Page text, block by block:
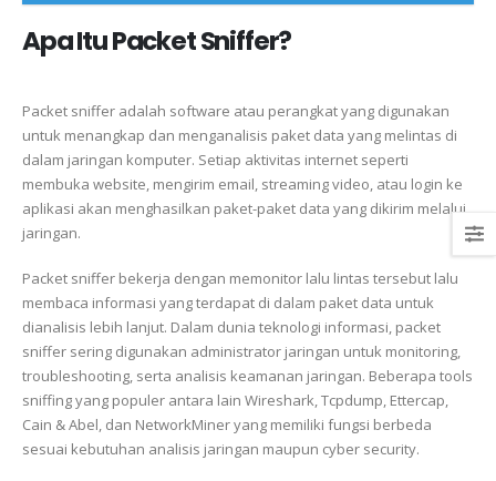
Apa Itu Packet Sniffer?
Packet sniffer adalah software atau perangkat yang digunakan
untuk menangkap dan menganalisis paket data yang melintas di
dalam jaringan komputer. Setiap aktivitas internet seperti
membuka website, mengirim email, streaming video, atau login ke
aplikasi akan menghasilkan paket-paket data yang dikirim melalui
jaringan.
Packet sniffer bekerja dengan memonitor lalu lintas tersebut lalu
membaca informasi yang terdapat di dalam paket data untuk
dianalisis lebih lanjut. Dalam dunia teknologi informasi, packet
sniffer sering digunakan administrator jaringan untuk monitoring,
troubleshooting, serta analisis keamanan jaringan. Beberapa tools
sniffing yang populer antara lain Wireshark, Tcpdump, Ettercap,
Cain & Abel, dan NetworkMiner yang memiliki fungsi berbeda
sesuai kebutuhan analisis jaringan maupun cyber security.